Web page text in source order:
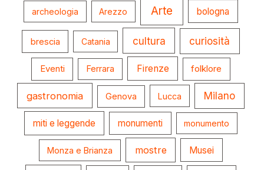
archeologia Arezzo Arte bologna
brescia Catania cultura curiosità
Eventi Ferrara Firenze folklore
gastronomia Genova Lucca Milano
miti e leggende monumenti monumento
Monza e Brianza mostre Musei